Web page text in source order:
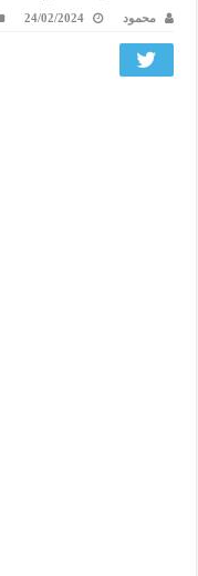
محمود 24/02/2024